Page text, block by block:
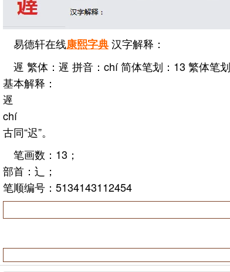
易德轩在线康熙字典汉字解释：
遟 繁体：遟 拼音：chí 简体笔划：13 繁体笔
基本解释：
遟
chí
古同“迟”。
笔画数：13；
部首：辶；
笔顺编号：5134143112454